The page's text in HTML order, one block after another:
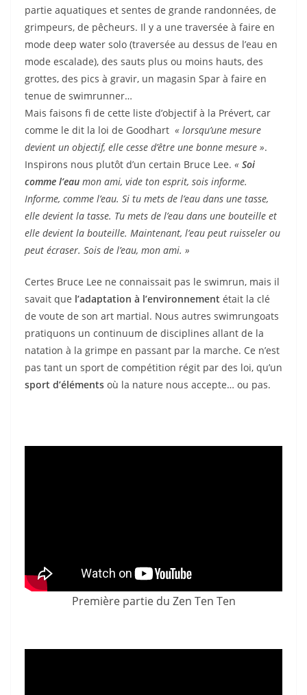
partie aquatiques et sentes de grande randonnées, de
grimpeurs, de pêcheurs. Il y a une traversée à faire en
mode deep water solo (traversée au dessus de l’eau en
mode escalade), des sauts plus ou moins hauts, des
grottes, des pics à gravir, un magasin Spar à faire en
tenue de swimrunner…
Mais faisons fi de cette liste d’objectif à la Prévert, car
comme le dit la loi de Goodhart « lorsqu’une mesure
devient un objectif, elle cesse d’être une bonne mesure ».
Inspirons nous plutôt d’un certain Bruce Lee. « Soi
comme l’eau mon ami, vide ton esprit, sois informe.
Informe, comme l’eau. Si tu mets de l’eau dans une tasse,
elle devient la tasse. Tu mets de l’eau dans une bouteille et
elle devient la bouteille. Maintenant, l’eau peut ruisseler ou
peut écraser. Sois de l’eau, mon ami. »
Certes Bruce Lee ne connaissait pas le swimrun, mais il
savait que l’adaptation à l’environnement était la clé
de voute de son art martial. Nous autres swimrungoats
pratiquons un continuum de disciplines allant de la
natation à la grimpe en passant par la marche. Ce n’est
pas tant un sport de compétition régit par des loi, qu’un
sport d’éléments où la nature nous accepte… ou pas.
Première partie du Zen Ten Ten